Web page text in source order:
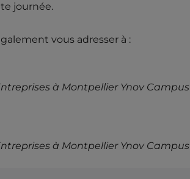
journée.
vous adresser à :
à Montpellier Ynov Campus
à Montpellier Ynov Campus